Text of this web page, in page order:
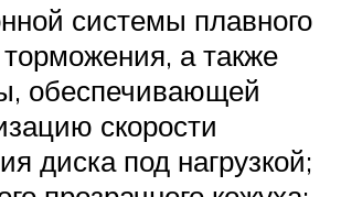
системы плавного
а также
обеспечивающей
скорости
диска под нагрузкой;